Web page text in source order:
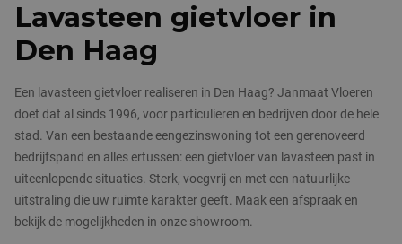
Marmergrindvloeren
PVC vloeren
Nieuws & blog
Contact
Lavasteen gietvloer in
Den Haag
Een lavasteen gietvloer realiseren in Den Haag? Janmaat Vloeren
doet dat al sinds 1996, voor particulieren en bedrijven door de hele
stad. Van een bestaande eengezinswoning tot een gerenoveerd
bedrijfspand en alles ertussen: een gietvloer van lavasteen past in
uiteenlopende situaties. Sterk, voegvrij en met een natuurlijke
uitstraling die uw ruimte karakter geeft. Maak een afspraak en
bekijk de mogelijkheden in onze showroom.